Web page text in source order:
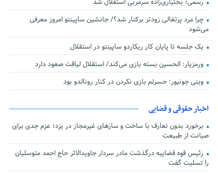
چرا مرد پرتغالی زودتر برکنار شد؟/ جانشین ساپینتو امروز معرفی
می‌شود
یک جلسه تا پایان کار ریکاردو ساپینتو در استقلال
ورمزیار: الحسین بسته بازی می‌کند/ استقلال لیاقت صعود دارد
وینی جونیور: حسرتم بازی نکردن در کنار رونالدو بود
اخبار حقوقی و قضایی
برخورد بدون تعارف با ساخت‌ و سازهای غیرمجاز در یزد؛ عزم جدی برای
صیانت از طبیعت
رئیس قوه قضاییه درگذشت مادر سردار جاویدالاثر حاج احمد متوسلیان
را تسلیت گفت